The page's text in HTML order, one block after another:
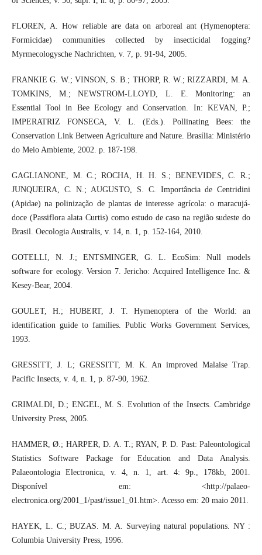
FLOREN, A. How reliable are data on arboreal ant (Hymenoptera:
Formicidae) communities collected by insecticidal fogging?
Myrmecologysche Nachrichten, v. 7, p. 91-94, 2005.
FRANKIE G. W.; VINSON, S. B.; THORP, R. W.; RIZZARDI, M. A.
TOMKINS, M.; NEWSTROM-LLOYD, L. E. Monitoring: an
Essential Tool in Bee Ecology and Conservation. In: KEVAN, P.;
IMPERATRIZ FONSECA, V. L. (Eds.). Pollinating Bees: the
Conservation Link Between Agriculture and Nature. Brasília: Ministério
do Meio Ambiente, 2002. p. 187-198.
GAGLIANONE, M. C.; ROCHA, H. H. S.; BENEVIDES, C. R.;
JUNQUEIRA, C. N.; AUGUSTO, S. C. Importância de Centridini
(Apidae) na polinização de plantas de interesse agrícola: o maracujá-
doce (Passiflora alata Curtis) como estudo de caso na região sudeste do
Brasil. Oecologia Australis, v. 14, n. 1, p. 152-164, 2010.
GOTELLI, N. J.; ENTSMINGER, G. L. EcoSim: Null models
software for ecology. Version 7. Jericho: Acquired Intelligence Inc. &
Kesey-Bear, 2004.
GOULET, H.; HUBERT, J. T. Hymenoptera of the World: an
identification guide to families. Public Works Government Services,
1993.
GRESSITT, J. L; GRESSITT, M. K. An improved Malaise Trap.
Pacific Insects, v. 4, n. 1, p. 87-90, 1962.
GRIMALDI, D.; ENGEL, M. S. Evolution of the Insects. Cambridge
University Press, 2005.
HAMMER, Ø.; HARPER, D. A. T.; RYAN, P. D. Past: Paleontological
Statistics Software Package for Education and Data Analysis.
Palaeontologia Electronica, v. 4, n. 1, art. 4: 9p., 178kb, 2001.
Disponível em: <http://palaeo-
electronica.org/2001_1/past/issue1_01.htm>. Acesso em: 20 maio 2011.
HAYEK, L. C.; BUZAS. M. A. Surveying natural populations. NY :
Columbia University Press, 1996.